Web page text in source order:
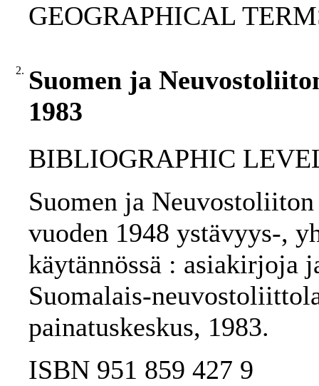
GEOGRAPHICAL
2. Suomen ja
1983
BIBLIOGRAPHIC
Suomen ja
vuoden 1948 ystävyys-,
käytännössä : asiakirjoja
Suomalais-
painatuskeskus, 1983.
ISBN 951 859 427 9